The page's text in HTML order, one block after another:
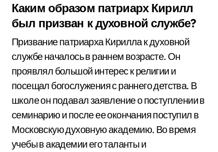
Каким образом патриарх Кирилл
был призван к духовной службе?
Призвание патриарха Кирилла к духовной
службе началось в раннем возрасте. Он
проявлял большой интерес к религии и
посещал богослужения с раннего детства. В
школе он подавал заявление о поступлении в
семинарию и после ее окончания поступил в
Московскую духовную академию. Во время
учебы в академии его таланты и